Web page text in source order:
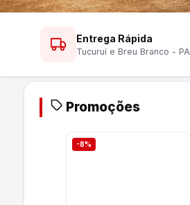
Entrega Rápida
Tucuruí e Breu Branco - PA
Promoções
-8%